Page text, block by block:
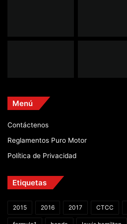
Menú
Contáctenos
Reglamentos Puro Motor
Política de Privacidad
Etiquetas
2015 2016 2017 CTCC